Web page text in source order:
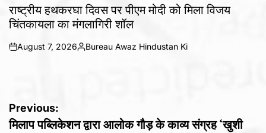
राष्ट्रीय हथकरघा दिवस पर पीएम मोदी को मिला विजय
चिंतकायला का मंगलागिरी शॉल
on
August 7, 2026
Posted
Bureau Awaz Hindustan Ki
Post
navigation
Previous:
मिलाप पब्लिकेशन द्वारा आलोक गौड़ के काव्य संग्रह ‘खुशी